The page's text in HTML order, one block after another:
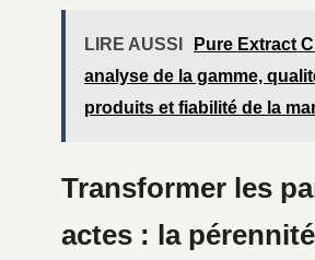
LIRE AUSSI
Pure Extract
analyse de la gamme,
produits et fiabilité de la
Transformer les
actes : la